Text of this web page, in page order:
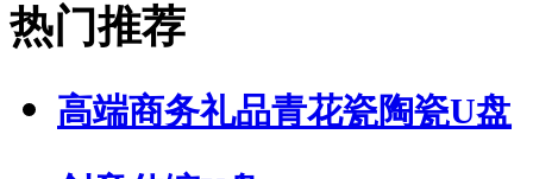
热门推荐
高端商务礼品青花瓷陶瓷U盘